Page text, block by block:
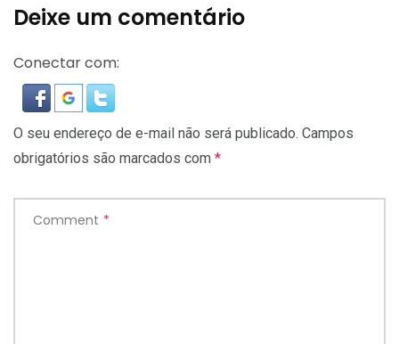
Deixe um comentário
Conectar com:
O seu endereço de e-mail não será publicado. Campos
obrigatórios são marcados com *
Comment *